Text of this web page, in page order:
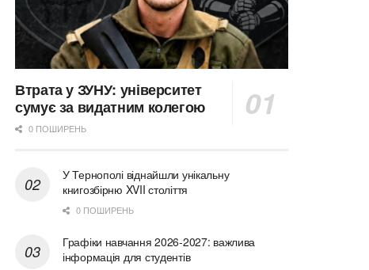
Втрата у ЗУНУ: університет
сумує за видатним колегою
0 ПОШИРЕНЬ
У Тернополі віднайшли унікальну
книгозбірню XVII століття
0 ПОШИРЕНЬ
Графіки навчання 2026-2027: важлива
інформація для студентів